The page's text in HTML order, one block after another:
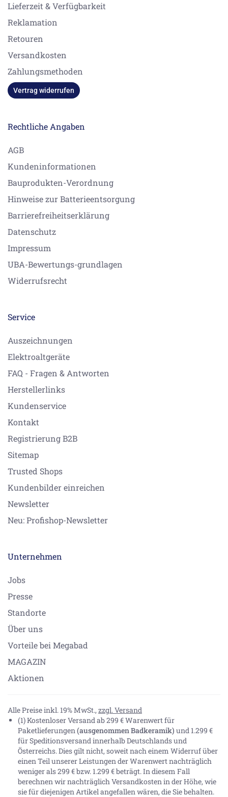
Lieferzeit & Verfügbarkeit
Reklamation
Retouren
Versandkosten
Zahlungsmethoden
Vertrag widerrufen
Rechtliche Angaben
AGB
Kundeninformationen
Bauprodukten-Verordnung
Hinweise zur Batterieentsorgung
Barrierefreiheitserklärung
Datenschutz
Impressum
UBA-Bewertungs-grundlagen
Widerrufsrecht
Service
Auszeichnungen
Elektroaltgeräte
FAQ - Fragen & Antworten
Herstellerlinks
Kundenservice
Kontakt
Registrierung B2B
Sitemap
Trusted Shops
Kundenbilder einreichen
Newsletter
Neu: Profishop-Newsletter
Unternehmen
Jobs
Presse
Standorte
Über uns
Vorteile bei Megabad
MAGAZIN
Aktionen
Alle Preise inkl. 19% MwSt., zzgl. Versand
(1) Kostenloser Versand ab 299 € Warenwert für
Paketlieferungen(ausgenommen Badkeramik) und 1.299 €
für Speditionsversand innerhalb Deutschlands und
Österreichs. Dies gilt nicht, soweit nach einem Widerruf über
einen Teil unserer Leistungen der Warenwert nachträglich
weniger als 299 € bzw. 1.299 € beträgt. In diesem Fall
berechnen wir nachträglich Versandkosten in der Höhe, wie
sie für diejenigen Artikel angefallen wären, die Sie behalten.